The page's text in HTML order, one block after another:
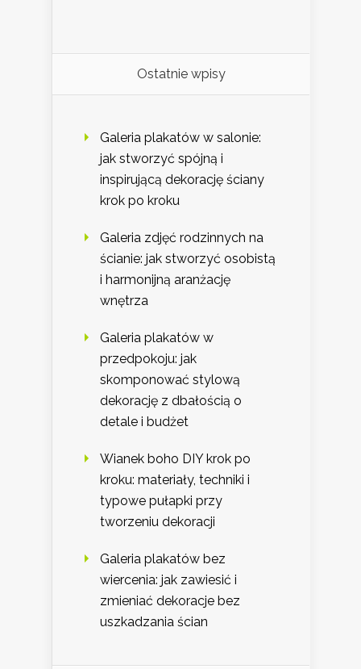
Ostatnie wpisy
Galeria plakatów w salonie:
jak stworzyć spójną i
inspirującą dekorację ściany
krok po kroku
Galeria zdjęć rodzinnych na
ścianie: jak stworzyć osobistą
i harmonijną aranżację
wnętrza
Galeria plakatów w
przedpokoju: jak
skomponować stylową
dekorację z dbałością o
detale i budżet
Wianek boho DIY krok po
kroku: materiały, techniki i
typowe pułapki przy
tworzeniu dekoracji
Galeria plakatów bez
wiercenia: jak zawiesić i
zmieniać dekoracje bez
uszkadzania ścian